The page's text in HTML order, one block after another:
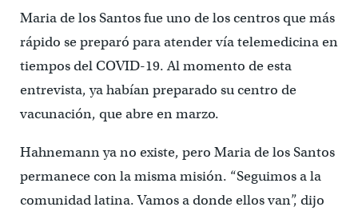
Maria de los Santos fue uno de los centros que más
rápido se preparó para atender vía telemedicina en
tiempos del COVID-19. Al momento de esta
entrevista, ya habían preparado su centro de
vacunación, que abre en marzo.
Hahnemann ya no existe, pero Maria de los Santos
permanece con la misma misión. “Seguimos a la
comunidad latina. Vamos a donde ellos van”, dijo